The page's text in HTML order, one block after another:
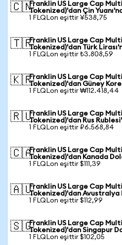
🇨🇳Franklin US Large Cap
Tokenized)'dan Çin
1 FLQLon eşittir ¥538,75
🇹🇷Franklin US Large Cap
Tokenized)'dan Türk
1 FLQLon eşittir ₺3.808,59
🇰🇷Franklin US Large Cap
Tokenized)'dan Güney
1 FLQLon eşittir ₩112.418,44
🇷🇺Franklin US Large Cap
Tokenized)'dan Rus
1 FLQLon eşittir ₽6.568,84
🇨🇦Franklin US Large Cap
Tokenized)'dan Kanada
1 FLQLon eşittir $111,39
🇦🇺Franklin US Large Cap
Tokenized)'dan Avustralya
1 FLQLon eşittir $112,99
🇸🇬Franklin US Large Cap
Tokenized)'dan Singapur
1 FLQLon eşittir $102,05